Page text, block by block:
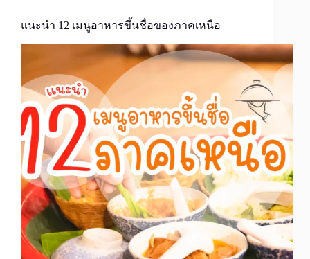
แนะนำ 12 เมนูอาหารขึ้นชื่อของภาคเหนือ